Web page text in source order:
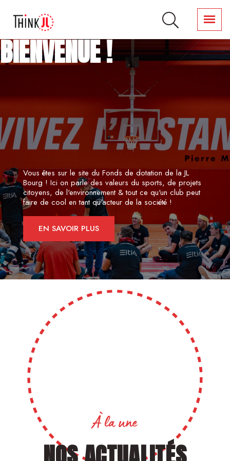
EN SAVOIR PLUS
Vous êtes sur le site du Fonds de dotation de la JL
Bourg ! Ici on parle des valeurs du sports, de projets
citoyens, de l'environnement & tout ce qu'un club peut
faire de cool en tant qu'acteur de la société !
BIENVENUE!
À la une